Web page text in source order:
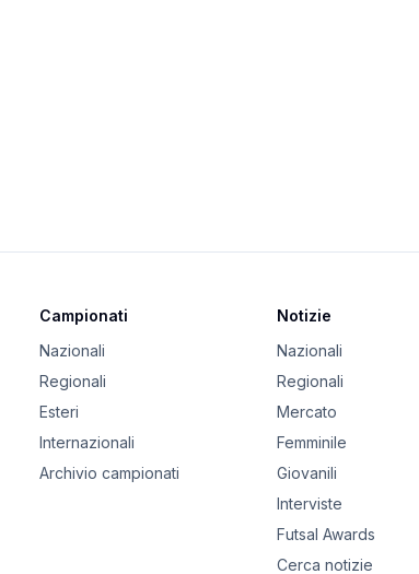
Campionati
Nazionali
Regionali
Esteri
Internazionali
Archivio campionati
Notizie
Nazionali
Regionali
Mercato
Femminile
Giovanili
Interviste
Futsal Awards
Cerca notizie